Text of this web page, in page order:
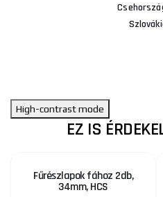
High-contrast mode
EZ IS
Fűrészlapok fához 2db,
34mm, HCS